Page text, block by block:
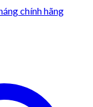
chính hãng